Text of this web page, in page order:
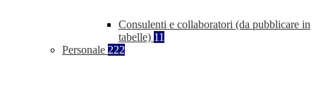
Consulenti e collaboratori (da pubblicare in
tabelle) 11
Personale 222